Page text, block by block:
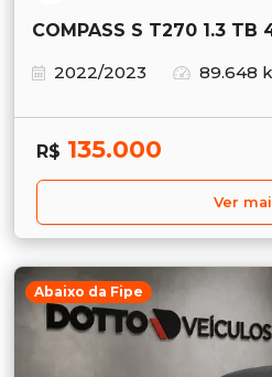
COMPASS S T270 1.3 TB
2022/2023
89.648
R$ 135.000
Ver
Abaixo da Fipe